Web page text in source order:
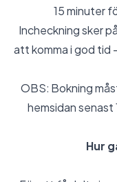
15 minuter
Incheckning sker
att komma i god tid
OBS: Bokning
hemsidan
Hur